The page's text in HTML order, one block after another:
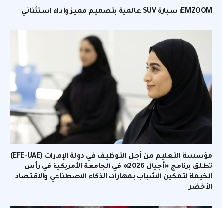
EMZOOM: سيارة SUV عالمية بتصميم مميز وأداء استثنائي
مؤسسة التعليم من أجل التوظيف في دولة الإمارات (EFE-UAE)
تطلق برنامج «أجيال 2026» في الجامعة الأمريكية في رأس
الخيمة لتمكين الشباب بمهارات الذكاء الاصطناعي والاقتصاد
الأخضر